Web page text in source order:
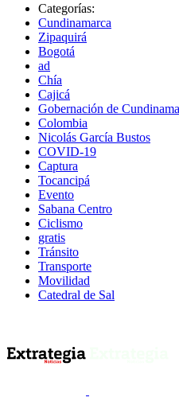
Categorías:
Cundinamarca
Zipaquirá
Bogotá
ad
Chía
Cajicá
Gobernación de
Colombia
Nicolás García Bustos
COVID-19
Captura
Tocancipá
Evento
Sabana Centro
Ciclismo
gratis
Tránsito
Transporte
Movilidad
Catedral de Sal